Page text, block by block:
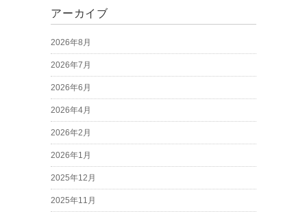
アーカイブ
2026年8月
2026年7月
2026年6月
2026年4月
2026年2月
2026年1月
2025年12月
2025年11月